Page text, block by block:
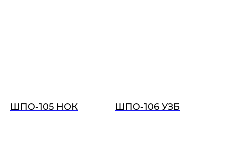
ШПО-105 НОК ШПО-106 УЗБ